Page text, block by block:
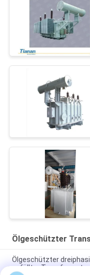
Ölgeschützter
Ölgeschützter
gefüllter Transformator